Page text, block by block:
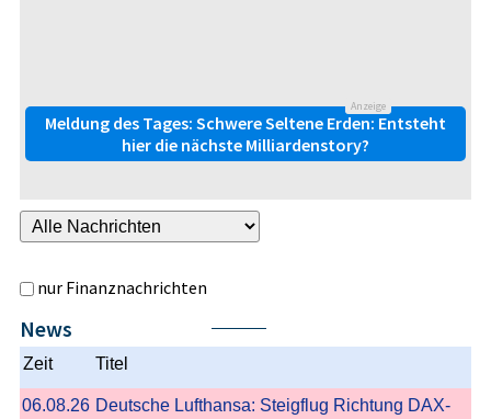
Anzeige
Meldung des Tages: Schwere Seltene Erden: Entsteht
hier die nächste Milliardenstory?
nur Finanznachrichten
News
Zeit Titel
06.08.26 Deutsche Lufthansa: Steigflug Richtung DAX-